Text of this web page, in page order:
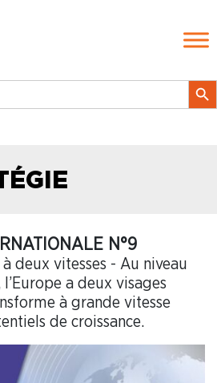
Search
N°9
deux vitesses - Au niveau
a deux visages
à grande vitesse
de croissance.